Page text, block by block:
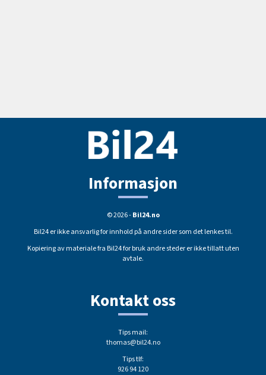
Informasjon
© 2026 -Bil24.no
Bil24 er ikke ansvarlig for innhold på andre sider som det lenkes til.
Kopiering av materiale fra Bil24 for bruk andre steder er ikke tillatt uten
avtale.
Kontakt oss
Tips mail:
thomas@bil24.no
Tips tlf:
926 94 120